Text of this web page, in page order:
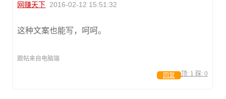
网赚天下 2016-02-12 15:51:32
这种文案也能写，呵呵。
跟帖来自电脑端
顶: 1 踩: 0
回复